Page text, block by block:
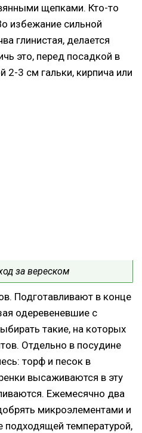
щепками. Кто-то
избежание сильной
глинистая, делается
это, перед посадкой в
2-3 см гальки, кирпича или
за вереском
Подготавливают в конце
одеревеневшие с
такие, на которых
Отдельно в посудине
торф и песок в
высаживаются в эту
Ежемесячно два
микроэлементами и
подходящей температурой,